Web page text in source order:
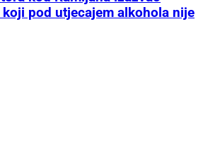
pod utjecajem alkohola nije